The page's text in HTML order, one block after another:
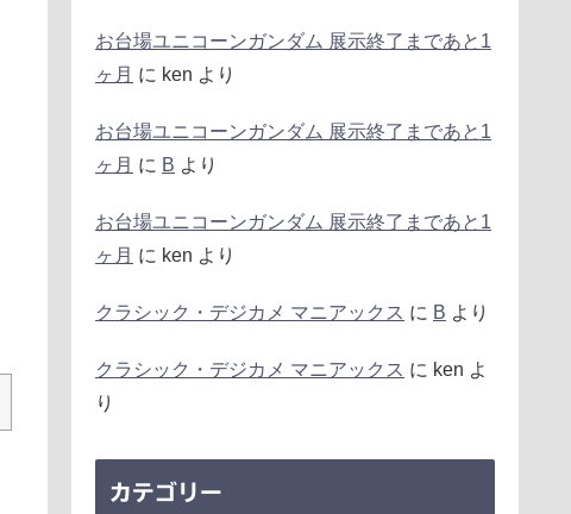
お台場ユニコーンガンダム 展示終了まであと1
ヶ月 に ken より
お台場ユニコーンガンダム 展示終了まであと1
ヶ月 に B より
お台場ユニコーンガンダム 展示終了まであと1
ヶ月 に ken より
クラシック・デジカメ マニアックス に B より
クラシック・デジカメ マニアックス に ken よ
り
カテゴリー